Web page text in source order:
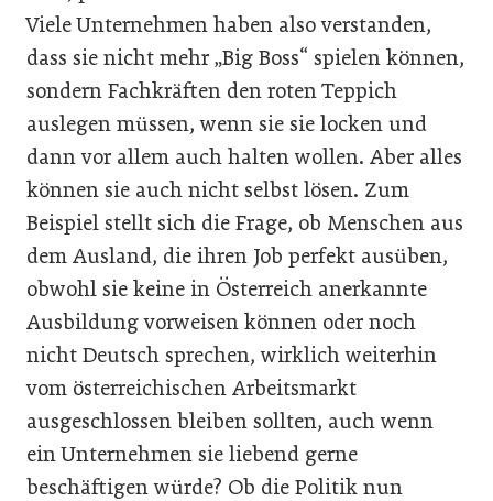
Viele Unternehmen haben also verstanden,
dass sie nicht mehr „Big Boss“ spielen können,
sondern Fachkräften den roten Teppich
auslegen müssen, wenn sie sie locken und
dann vor allem auch halten wollen. Aber alles
können sie auch nicht selbst lösen. Zum
Beispiel stellt sich die Frage, ob Menschen aus
dem Ausland, die ihren Job perfekt ausüben,
obwohl sie keine in Österreich anerkannte
Ausbildung vorweisen können oder noch
nicht Deutsch sprechen, wirklich weiterhin
vom österreichischen Arbeitsmarkt
ausgeschlossen bleiben sollten, auch wenn
ein Unternehmen sie liebend gerne
beschäftigen würde? Ob die Politik nun